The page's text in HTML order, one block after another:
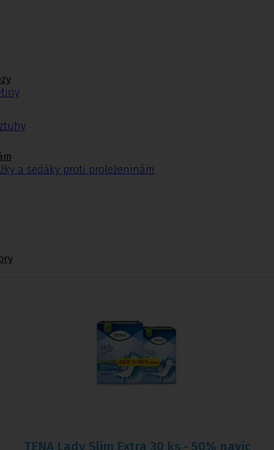
a sedáky proti proleženinám
TENA Lady Slim Extra 30 ks - 50% navíc